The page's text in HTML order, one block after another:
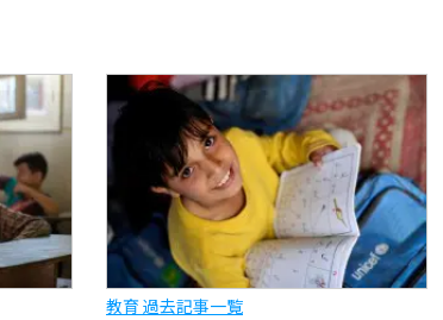
教育 過去記事一覧